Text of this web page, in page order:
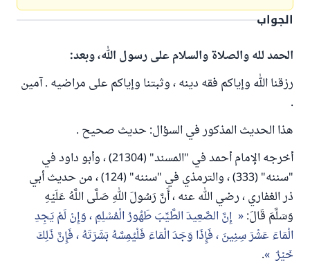
الجواب
الحمد لله والصلاة والسلام على رسول الله، وبعد:
رزقنا الله وإياكم فقه دينه ، وثبتنا وإياكم على مراضيه . آمين
.
هذا الحديث المذكور في السؤال: حديث صحيح .
أخرجه الإمام أحمد في "المسند" (21304) ، وأبو داود في
"سننه" (333) ، والترمذي في "سننه" (124) ، من حديث أبي
ذر الغفاري ، رضي الله عنه ، أَنَّ رَسُولَ اللهِ صَلَّى اللَّهُ عَلَيْهِ
وَسَلَّمَ قَالَ:
إِنَّ الصَّعِيدَ الطَّيِّبَ طَهُورُ الْمُسْلِمِ ، وَإِنْ لَمْ يَجِدِ
الْمَاءَ عَشْرَ سِنِينَ ، فَإِذَا وَجَدَ الْمَاءَ فَلْيُمِسَّهُ بَشَرَتَهُ ، فَإِنَّ ذَلِكَ
خَيْرٌ .